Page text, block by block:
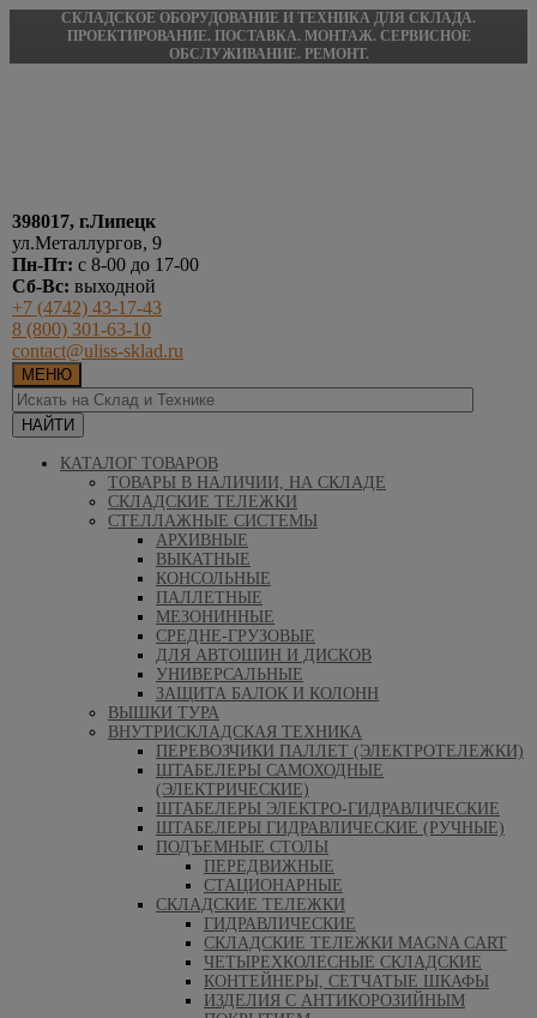
СКЛАДСКОЕ ОБОРУДОВАНИЕ И ТЕХНИКА ДЛЯ СКЛАДА.
ПРОЕКТИРОВАНИЕ. ПОСТАВКА. МОНТАЖ. СЕРВИСНОЕ
ОБСЛУЖИВАНИЕ. РЕМОНТ.
398017, г.Липецк
ул.Металлургов, 9
Пн-Пт: с 8-00 до 17-00
Сб-Вс: выходной
+7 (4742) 43-17-43
8 (800) 301-63-10
contact@uliss-sklad.ru
МЕНЮ
КАТАЛОГ ТОВАРОВ
ТОВАРЫ В НАЛИЧИИ, НА СКЛАДЕ
СКЛАДСКИЕ ТЕЛЕЖКИ
СТЕЛЛАЖНЫЕ СИСТЕМЫ
АРХИВНЫЕ
ВЫКАТНЫЕ
КОНСОЛЬНЫЕ
ПАЛЛЕТНЫЕ
МЕЗОНИННЫЕ
СРЕДНЕ-ГРУЗОВЫЕ
ДЛЯ АВТОШИН И ДИСКОВ
УНИВЕРСАЛЬНЫЕ
ЗАЩИТА БАЛОК И КОЛОНН
ВЫШКИ ТУРА
ВНУТРИСКЛАДСКАЯ ТЕХНИКА
ПЕРЕВОЗЧИКИ ПАЛЛЕТ (ЭЛЕКТРОТЕЛЕЖКИ)
ШТАБЕЛЕРЫ САМОХОДНЫЕ
(ЭЛЕКТРИЧЕСКИЕ)
ШТАБЕЛЕРЫ ЭЛЕКТРО-ГИДРАВЛИЧЕСКИЕ
ШТАБЕЛЕРЫ ГИДРАВЛИЧЕСКИЕ (РУЧНЫЕ)
ПОДЪЕМНЫЕ СТОЛЫ
ПЕРЕДВИЖНЫЕ
СТАЦИОНАРНЫЕ
СКЛАДСКИЕ ТЕЛЕЖКИ
ГИДРАВЛИЧЕСКИЕ
СКЛАДСКИЕ ТЕЛЕЖКИ MAGNA CART
ЧЕТЫРЕХКОЛЕСНЫЕ СКЛАДСКИЕ
КОНТЕЙНЕРЫ, СЕТЧАТЫЕ ШКАФЫ
ИЗДЕЛИЯ С АНТИКОРОЗИЙНЫМ